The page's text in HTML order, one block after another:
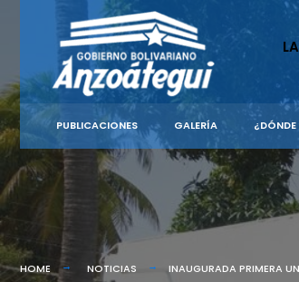
content
PUBLICACIONES GALERÍA
HOME NOTICIAS INAUGURADA PRIMERA